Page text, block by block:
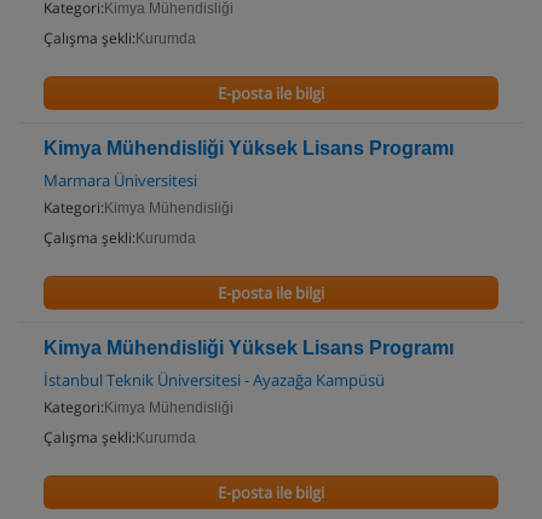
Kategori: Kimya Mühendisliği
Çalışma şekli: Kurumda
E-posta ile bilgi
Kimya Mühendisliği Yüksek Lisans Programı
Marmara Üniversitesi
Kategori: Kimya Mühendisliği
Çalışma şekli: Kurumda
E-posta ile bilgi
Kimya Mühendisliği Yüksek Lisans Programı
İstanbul Teknik Üniversitesi - Ayazağa Kampüsü
Kategori: Kimya Mühendisliği
Çalışma şekli: Kurumda
E-posta ile bilgi